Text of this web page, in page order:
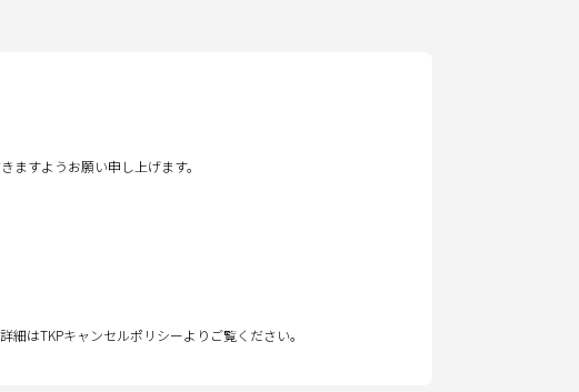
すようお願い申し上げます。
はTKPキャンセルポリシーよりご覧ください。